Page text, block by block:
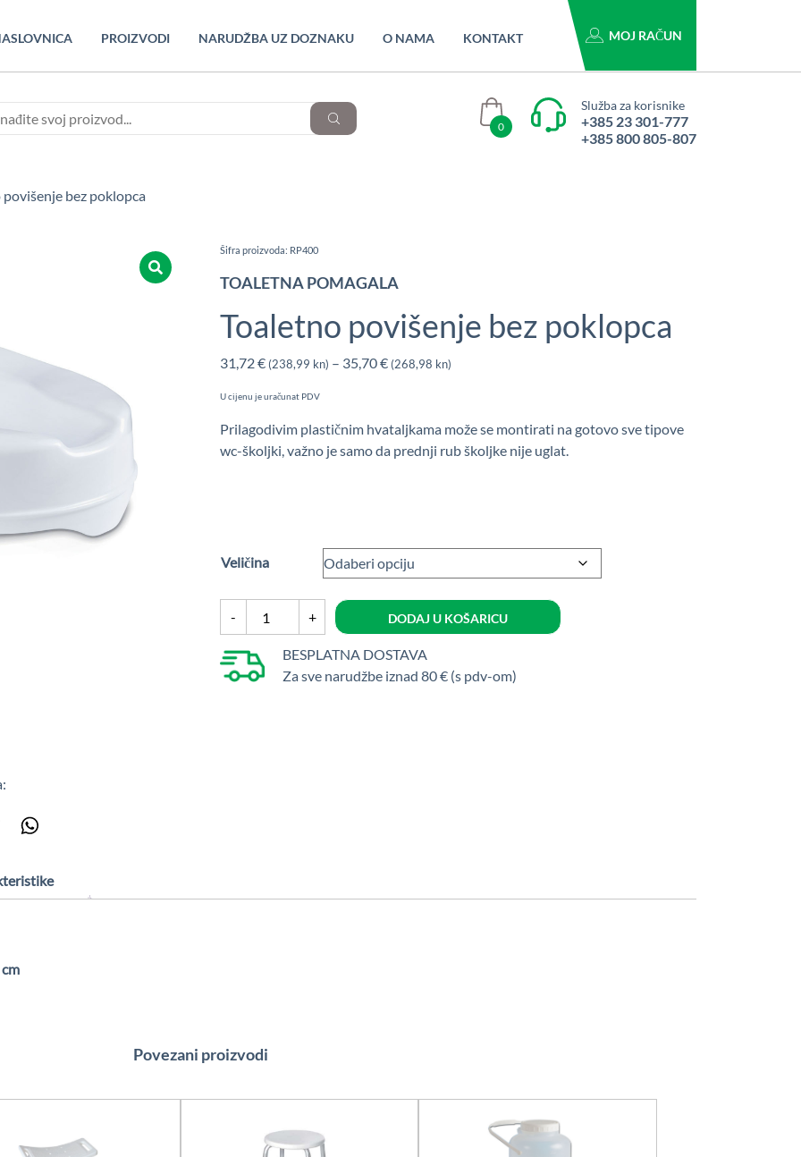
PROIZVODI NARUDŽBA UZ DOZNAKU O NAMA KONTAKT MOJ RAČUN
0
Služba za korisnike
+385 23 301-777
+385 800 805-807
povišenje bez poklopca
Šifra proizvoda: RP400
TOALETNA POMAGALA
Toaletno povišenje bez poklopca
31,72€ (238,99 kn) – 35,70€ (268,98 kn)
31,72 €
(238,99
U cijenu je uračunat PDV
Prilagodivim plastičnim hvataljkama može se montirati na gotovo sve tipove
wc-školjki, važno je samo da prednji rub školjke nije uglat.
Veličina
-
povišenje
bez
poklopca
+ DODAJ U KOŠARICU
BESPLATNA DOSTAVA
Za sve narudžbe iznad 80 € (s pdv-om)
Povezani proizvodi